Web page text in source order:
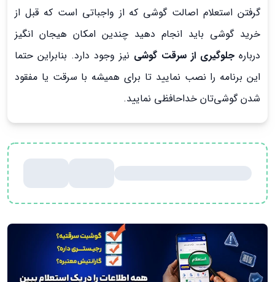
گرفتن استعلام اصالت گوشی که از واجباتی است که قبل از
خرید گوشی باید انجام دهید چندین امکان هیجان انگیز
درباره جلوگیری از سرقت گوشی نیز وجود دارد. بنابراین حتما
این برنامه را نصب نمایید تا برای همیشه با سرقت یا مفقود
شدن گوشی‌تان خداحافظی نمایید.